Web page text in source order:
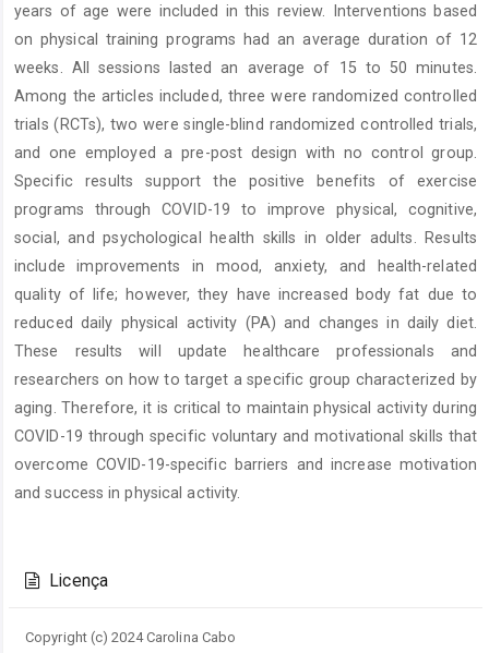
years of age were included in this review. Interventions based
on physical training programs had an average duration of 12
weeks. All sessions lasted an average of 15 to 50 minutes.
Among the articles included, three were randomized controlled
trials (RCTs), two were single-blind randomized controlled trials,
and one employed a pre-post design with no control group.
Specific results support the positive benefits of exercise
programs through COVID-19 to improve physical, cognitive,
social, and psychological health skills in older adults. Results
include improvements in mood, anxiety, and health-related
quality of life; however, they have increased body fat due to
reduced daily physical activity (PA) and changes in daily diet.
These results will update healthcare professionals and
researchers on how to target a specific group characterized by
aging. Therefore, it is critical to maintain physical activity during
COVID-19 through specific voluntary and motivational skills that
overcome COVID-19-specific barriers and increase motivation
and success in physical activity.
do
artigo
Licença
Copyright (c) 2024 Carolina Cabo